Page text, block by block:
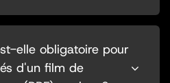
elle obligatoire pour
d'un film de